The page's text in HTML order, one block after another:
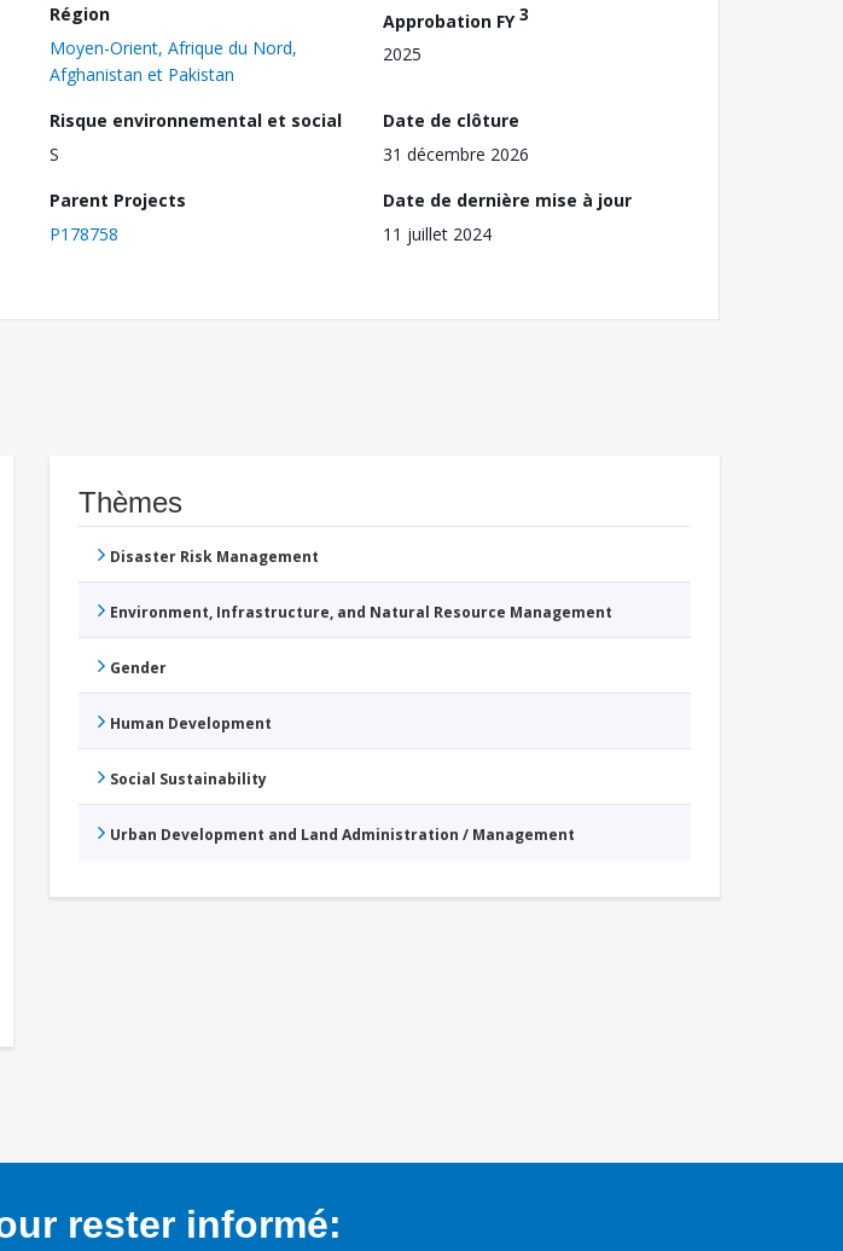
Région
Moyen-Orient, Afrique du Nord,
Afghanistan et Pakistan
Approbation FY3
2025
Risque environnemental et social
S
Date de clôture
31 décembre 2026
Parent Projects
P178758
Date de dernière mise à jour
11 juillet 2024
Thèmes
Disaster Risk Management
Environment, Infrastructure, and Natural Resource Management
Gender
Human Development
Social Sustainability
Urban Development and Land Administration / Management
rester informé: